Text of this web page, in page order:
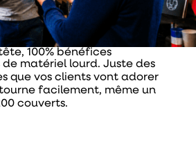
100% bénéfices
de matériel lourd. Juste des
que vos clients vont adorer
facilement, même un
couverts.